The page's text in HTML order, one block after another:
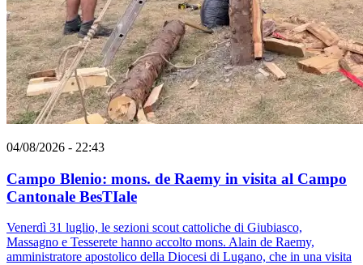
04/08/2026 - 22:43
Campo Blenio: mons. de Raemy in visita al Campo
Cantonale BesTIale
Venerdì 31 luglio, le sezioni scout cattoliche di Giubiasco,
Massagno e Tesserete hanno accolto mons. Alain de Raemy,
amministratore apostolico della Diocesi di Lugano, che in una visita